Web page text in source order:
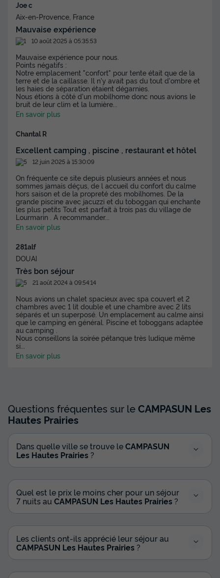
Joe c
Aix-en-Provence, France
Mauvaise expérience
10 août 2025 à 05:35:53
Mauvaise expérience pour nous.
Points négatifs :
Notre emplacement "confort" pour tente était que de la
terre et de la caillasse. Il n'y avait pas du tout d'ombre et
les haies de séparation étaient dégarnies.
Nous étions à côté d'un mobilhome donc nous avions le
bruit de leur clim et la lumière
En savoir plus
Chantal R
Excellent camping , piscine , restaurant et hôtel
12 juin 2025 à 15:30:09
On fréquente ce site depuis plusieurs années et nous
sommes jamais déçus, de l accueil du confort du calme
hors saison et de la propreté des mobilhomes. De la
grande piscine avec jacuzzi et du toboggan qui enchante
les plus petits Tout est parfait à trois pas du village de
Lourmarin . A recommander...
En savoir plus
281alf
DOUAI
Très bon séjour
21 août 2024 à 09:54:14
Nous avions un chalet spacieux avec spa couvert et 2
chambres avec 1 lit double et une chambre avec 2 lits
séparés et un superposé. Un emplacement au calme ainsi
que le camping en général. Piscine et toboggans adaptée
au camping .
Nous conseillons la soirée pétanque très ludique même
si
En savoir plus
Questions fréquentes sur leCAMPASUN Les
Hautes Prairies
Dans quelle ville se trouve leCAMPASUN
Les Hautes Prairies ?
Quel est le prix le moins cher pour un séjour
7 nuits au CAMPASUN Les Hautes Prairies ?
Les clients ont-ils apprécié leur séjour au
CAMPASUN Les Hautes Prairies ?